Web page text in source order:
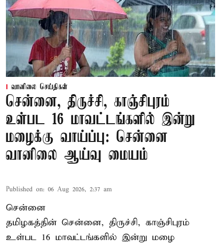
வானிலை செய்திகள்
சென்னை, திருச்சி, காஞ்சிபுரம்
உள்பட 16 மாவட்டங்களில் இன்று
மழைக்கு வாய்ப்பு: சென்னை
வானிலை ஆய்வு மையம்
Published on: 06 Aug 2026, 2:37 am
சென்னை
தமிழகத்தின் சென்னை, திருச்சி, காஞ்சிபுரம்
உள்பட 16 மாவட்டங்களில் இன்று மழை